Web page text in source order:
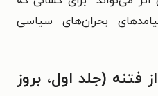
بحران‌های سیاسی
(جلد اول، بروز